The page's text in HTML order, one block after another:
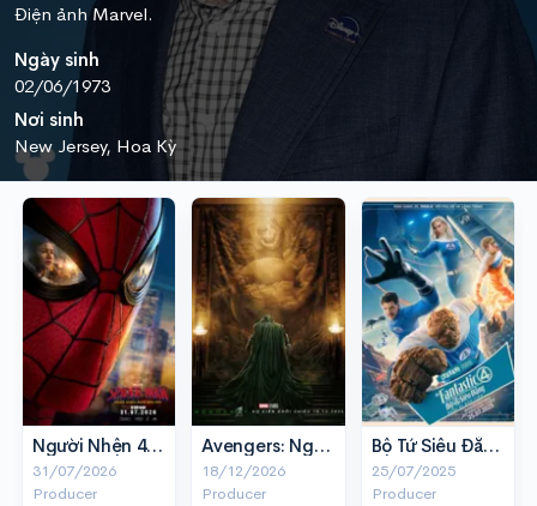
Điện ảnh Marvel.
Ngày sinh
02/06/1973
Nơi sinh
New Jersey, Hoa Kỳ
Người Nhện 4: Khởi Đầu Mới
31/07/2026
Producer
Avengers: Ngày Tận Thế
18/12/2026
Producer
Bộ Tứ Siêu Đẳng: Bước Đi Đầu Tiên
25/07/2025
Producer